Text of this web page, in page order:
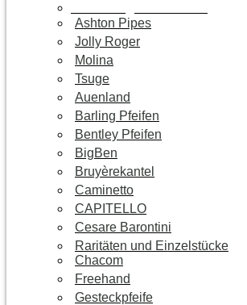
Ashton Pipes
Jolly Roger
Molina
Tsuge
Auenland
Barling Pfeifen
Bentley Pfeifen
BigBen
Bruyèrekantel
Caminetto
CAPITELLO
Cesare Barontini
Raritäten und Einzelstücke
Chacom
Freehand
Gesteckpfeife